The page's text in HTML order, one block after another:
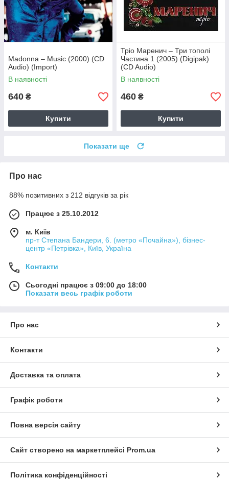
Madonna – Music (2000) (CD
Audio) (Import)
В наявності
640 ₴
Купити
Тріо Маренич – Три тополі
Частина 1 (2005) (Digipak)
(CD Audio)
В наявності
460 ₴
Купити
Показати ще
Про нас
88% позитивних з 212 відгуків за рік
Працює з 25.10.2012
м. Київ
пр-т Степана Бандери, 6. (метро «Почайна»), бізнес-
центр «Петрівка», Київ, Україна
Контакти
Сьогодні працює з 09:00 до 18:00
Показати весь графік роботи
Про нас
Контакти
Доставка та оплата
Графік роботи
Повна версія сайту
Сайт створено на маркетплейсі Prom.ua
Політика конфіденційності